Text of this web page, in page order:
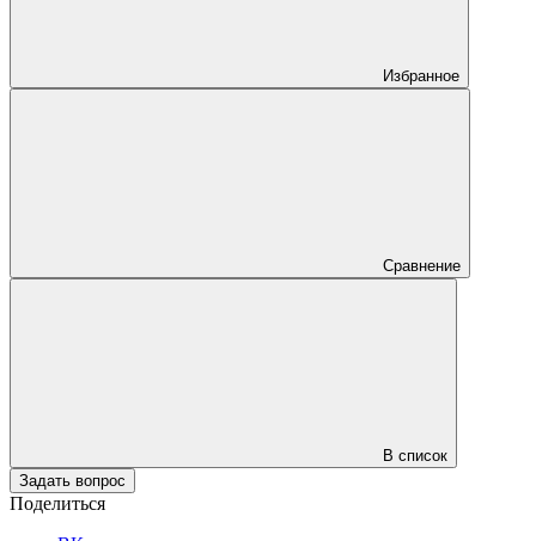
Избранное
Сравнение
В список
Задать вопрос
Поделиться